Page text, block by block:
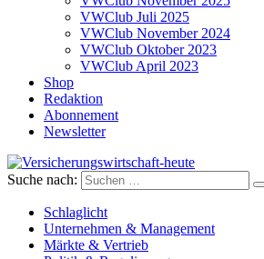
VWClub Juli 2025
VWClub November 2024
VWClub Oktober 2023
VWClub April 2023
Shop
Redaktion
Abonnement
Newsletter
Versicherungswirtschaft-heute
Suche nach:
Schlaglicht
Unternehmen & Management
Märkte & Vertrieb